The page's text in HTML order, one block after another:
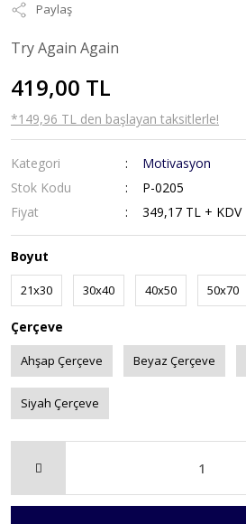
Paylaş
Try Again Again
419,00 TL
*149,96 TL den başlayan taksitlerle!
Kategori
Motivasyon
Stok Kodu
P-0205
Fiyat
349,17 TL + KDV
Boyut
21x30 30x40 40x50 50x70
Çerçeve
Ahşap Çerçeve Beyaz Çerçeve
Siyah Çerçeve